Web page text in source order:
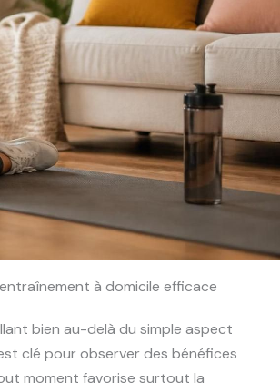
à domicile efficace
bien au-delà du simple aspect
clé pour observer des bénéfices
moment favorise surtout la